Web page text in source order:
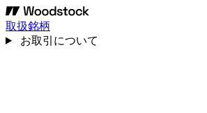
取扱銘柄
お取引について